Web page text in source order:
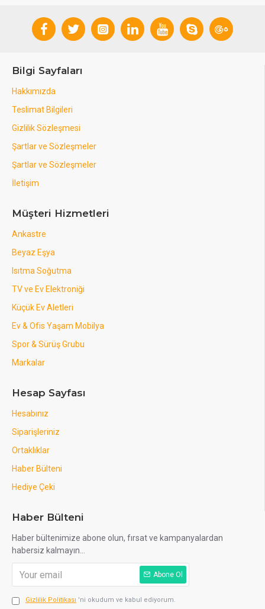
Bilgi Sayfaları
Hakkımızda
Teslimat Bilgileri
Gizlilik Sözleşmesi
Şartlar ve Sözleşmeler
Şartlar ve Sözleşmeler
İletişim
Müşteri Hizmetleri
Ankastre
Beyaz Eşya
Isıtma Soğutma
TV ve Ev Elektroniği
Küçük Ev Aletleri
Ev & Ofis Yaşam Mobilya
Spor & Sürüş Grubu
Markalar
Hesap Sayfası
Hesabınız
Siparişleriniz
Ortaklıklar
Haber Bülteni
Hediye Çeki
Haber Bülteni
Haber bültenimize abone olun, fırsat ve kampanyalardan
habersiz kalmayın...
Abone Ol
Gizlilik Politikası 'ni okudum ve kabul ediyorum.